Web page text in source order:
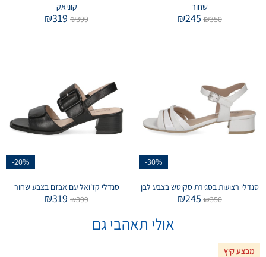
שחור
₪350
₪245
קוניאק
₪399
₪319
-30%
סנדלי רצועות בסגירת סקוטש בצבע לבן
₪350
₪245
-20%
סנדלי קז'ואל עם אבזם בצבע שחור
₪399
₪319
אולי תאהבי גם
מבצע קיץ